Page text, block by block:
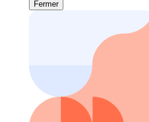
Fermer